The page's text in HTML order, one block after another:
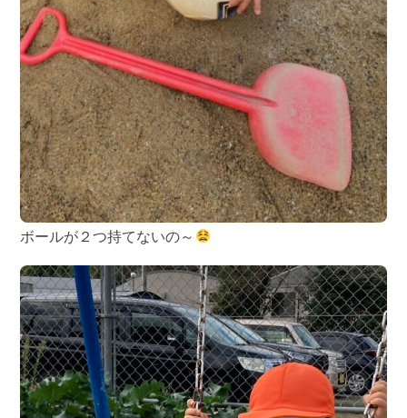
ボールが２つ持てないの～